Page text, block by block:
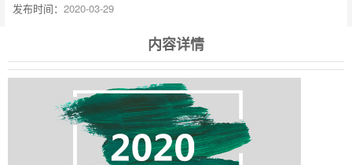
发布时间： 2020-03-29
内容详情